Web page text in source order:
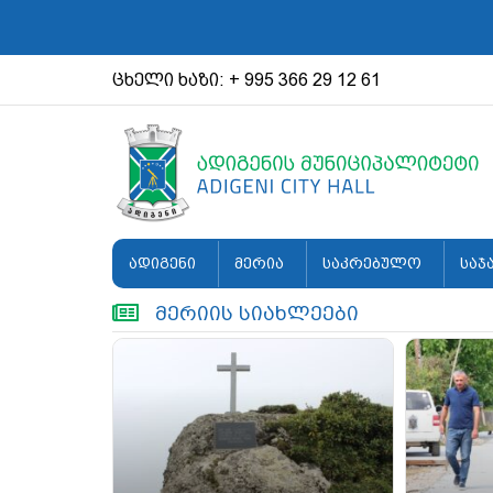
ცხელი ხაზი: + 995 366 29 12 61
ადიგენი მერია საკრებულო
მერიის სიახლეები